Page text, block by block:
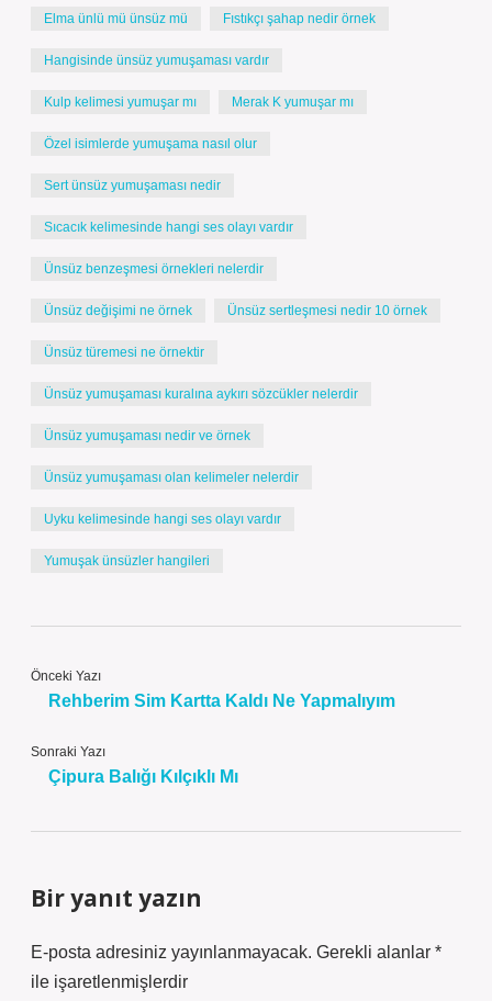
Elma ünlü mü ünsüz mü Fıstıkçı şahap nedir örnek
Hangisinde ünsüz yumuşaması vardır
Kulp kelimesi yumuşar mı Merak K yumuşar mı
Özel isimlerde yumuşama nasıl olur
Sert ünsüz yumuşaması nedir
Sıcacık kelimesinde hangi ses olayı vardır
Ünsüz benzeşmesi örnekleri nelerdir
Ünsüz değişimi ne örnek Ünsüz sertleşmesi nedir 10 örnek
Ünsüz türemesi ne örnektir
Ünsüz yumuşaması kuralına aykırı sözcükler nelerdir
Ünsüz yumuşaması nedir ve örnek
Ünsüz yumuşaması olan kelimeler nelerdir
Uyku kelimesinde hangi ses olayı vardır
Yumuşak ünsüzler hangileri
Önceki Yazı
Rehberim Sim Kartta Kaldı Ne Yapmalıyım
Sonraki Yazı
Çipura Balığı Kılçıklı Mı
Bir yanıt yazın
E-posta adresiniz yayınlanmayacak. Gerekli alanlar *
ile işaretlenmişlerdir